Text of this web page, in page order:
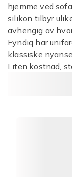
hjemme ved
silikon tilbyr
avhengig av
Fyndiq har
klassiske
Liten kostnad,